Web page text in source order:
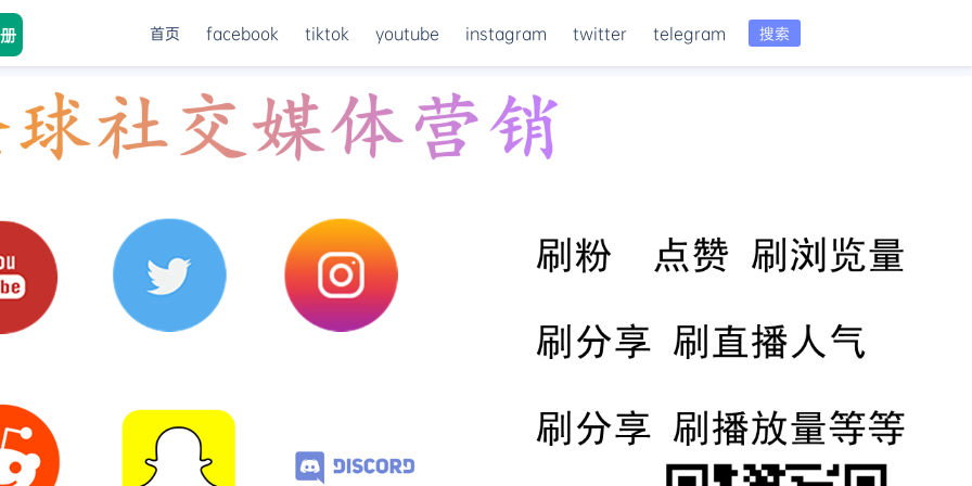
搜索
首页 facebook tiktok youtube instagram twitter telegram